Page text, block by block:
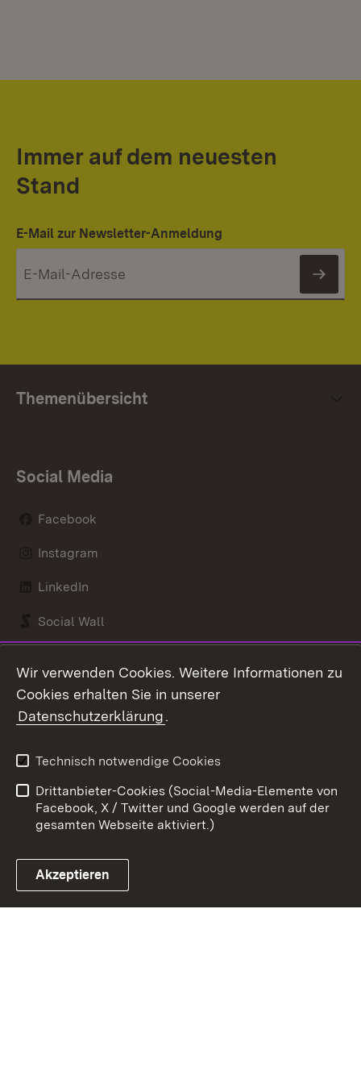
Immer auf dem neuesten
Stand
E-Mail zur Newsletter-Anmeldung
Themenübersicht
Social Media
Facebook
Instagram
LinkedIn
Social Wall
Link zum Landesportal
Kontakt
Barrierefreiheit
Impressum
Cookies
Wir verwenden Cookies. Weitere Informationen zu
Cookies erhalten Sie in unserer
Datenschutzerklärung.
Technisch notwendige Cookies
Drittanbieter-Cookies (Social-Media-Elemente von
Facebook, X / Twitter und Google werden auf der
gesamten Webseite aktiviert.)
Akzeptieren